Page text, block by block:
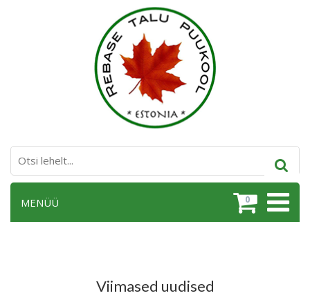
0
MENÜÜ
Viimased uudised